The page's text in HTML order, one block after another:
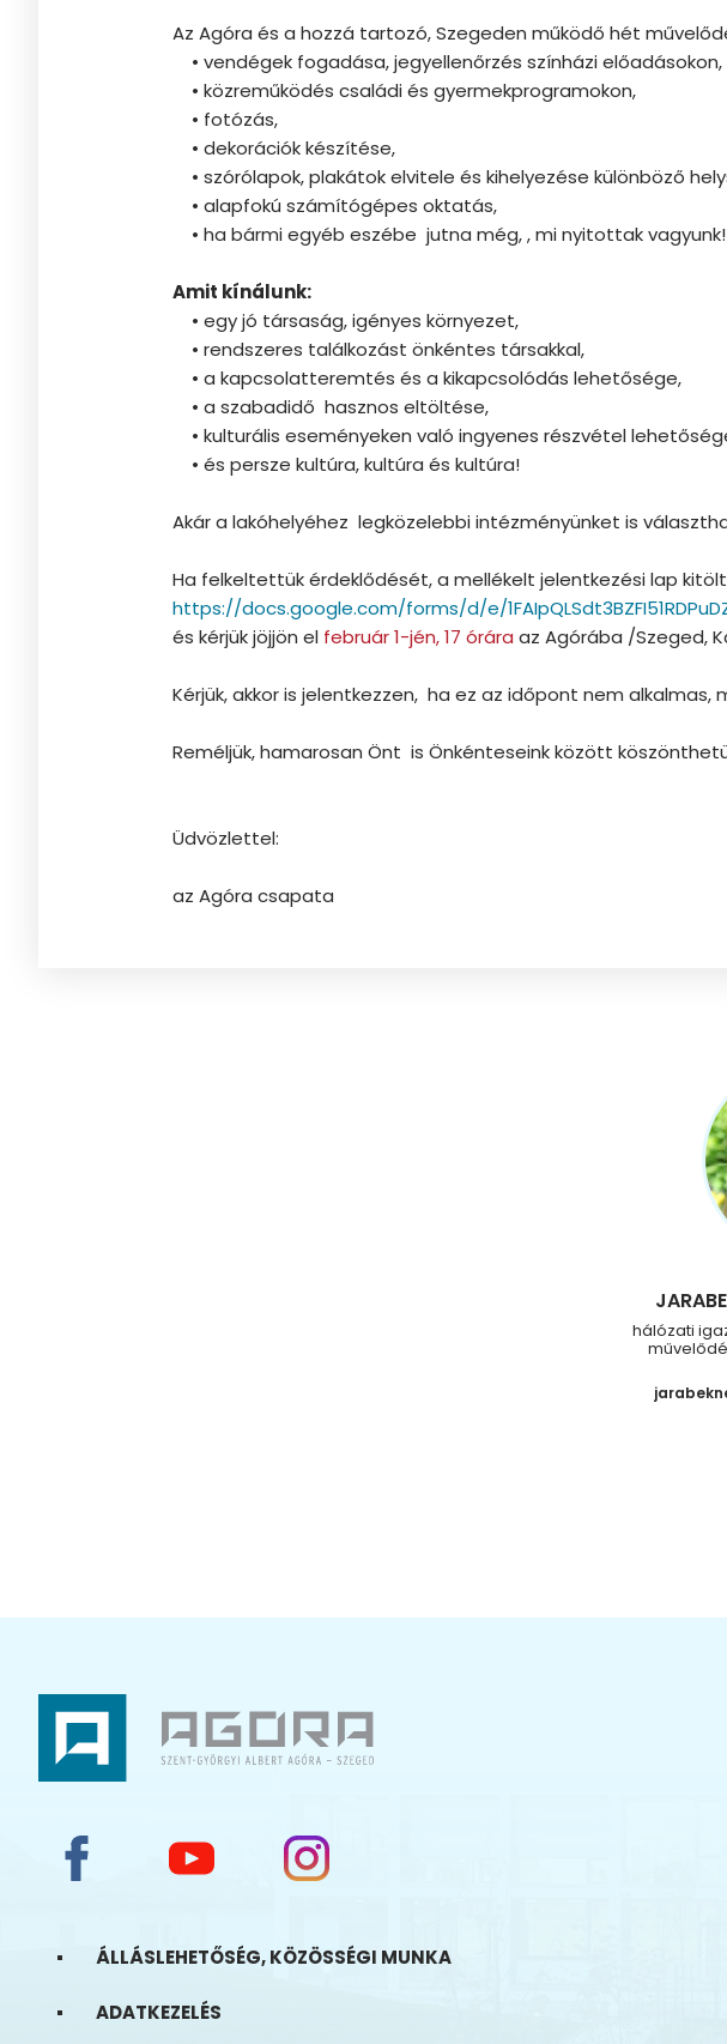
Az Agóra és a hozzá tartozó, Szegeden működő hét
• vendégek fogadása, jegyellenőrzés színházi
• közreműködés családi és gyermekprogramokon,
• fotózás,
• dekorációk készítése,
• szórólapok, plakátok elvitele és kihelyezése különböző
• alapfokú számítógépes oktatás,
• ha bármi egyéb eszébe jutna még, , mi nyitottak
Amit kínálunk:
• egy jó társaság, igényes környezet,
• rendszeres találkozást önkéntes társakkal,
• a kapcsolatteremtés és a kikapcsolódás lehetősége,
• a szabadidő hasznos eltöltése,
• kulturális eseményeken való ingyenes részvétel
• és persze kultúra, kultúra és kultúra!
Akár a lakóhelyéhez legközelebbi intézményünket is
Ha felkeltettük érdeklődését, a mellékelt jelentkezési lap
https://docs.google.com/forms/d/e/
és kérjük jöjjön el február 1-jén, 17 órára az Agórába /Szeged,
Kérjük, akkor is jelentkezzen, ha ez az időpont nem
Reméljük, hamarosan Önt is Önkénteseink között
Üdvözlettel:
az Agóra csapata
hálózati
ÁLLÁSLEHETŐSÉG, KÖZÖSSÉGI MUNKA
ADATKEZELÉS